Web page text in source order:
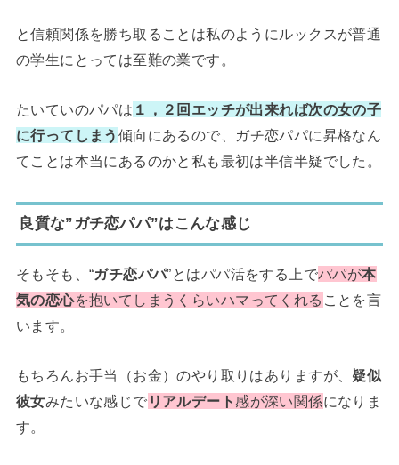
と信頼関係を勝ち取ることは私のようにルックスが普通
の学生にとっては至難の業です。
たいていのパパは １，２回エッチが出来れば次の女の子
に行ってしまう 傾向にあるので、ガチ恋パパに昇格なん
てことは本当にあるのかと私も最初は半信半疑でした。
良質な”ガチ恋パパ”はこんな感じ
そもそも、“ガチ恋パパ”とはパパ活をする上でパパが本
気の恋心を抱いてしまうくらいハマってくれる ことを言
います。
もちろんお手当（お金）のやり取りはありますが、 疑似
彼女みたいな感じで リアルデート感が深い関係になりま
す。